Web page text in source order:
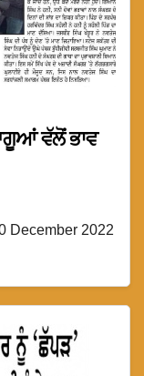
ਵੱਲੋਂ ਭਾਵ
December 2022